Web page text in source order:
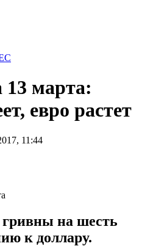
марта:
евро растет
11:44
на шесть
к доллару.